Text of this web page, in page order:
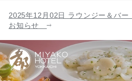
2025年12月02日 ラウンジー＆バー
お知らせ